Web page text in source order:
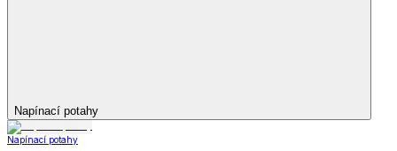
Napínací potahy
Napínací potahy